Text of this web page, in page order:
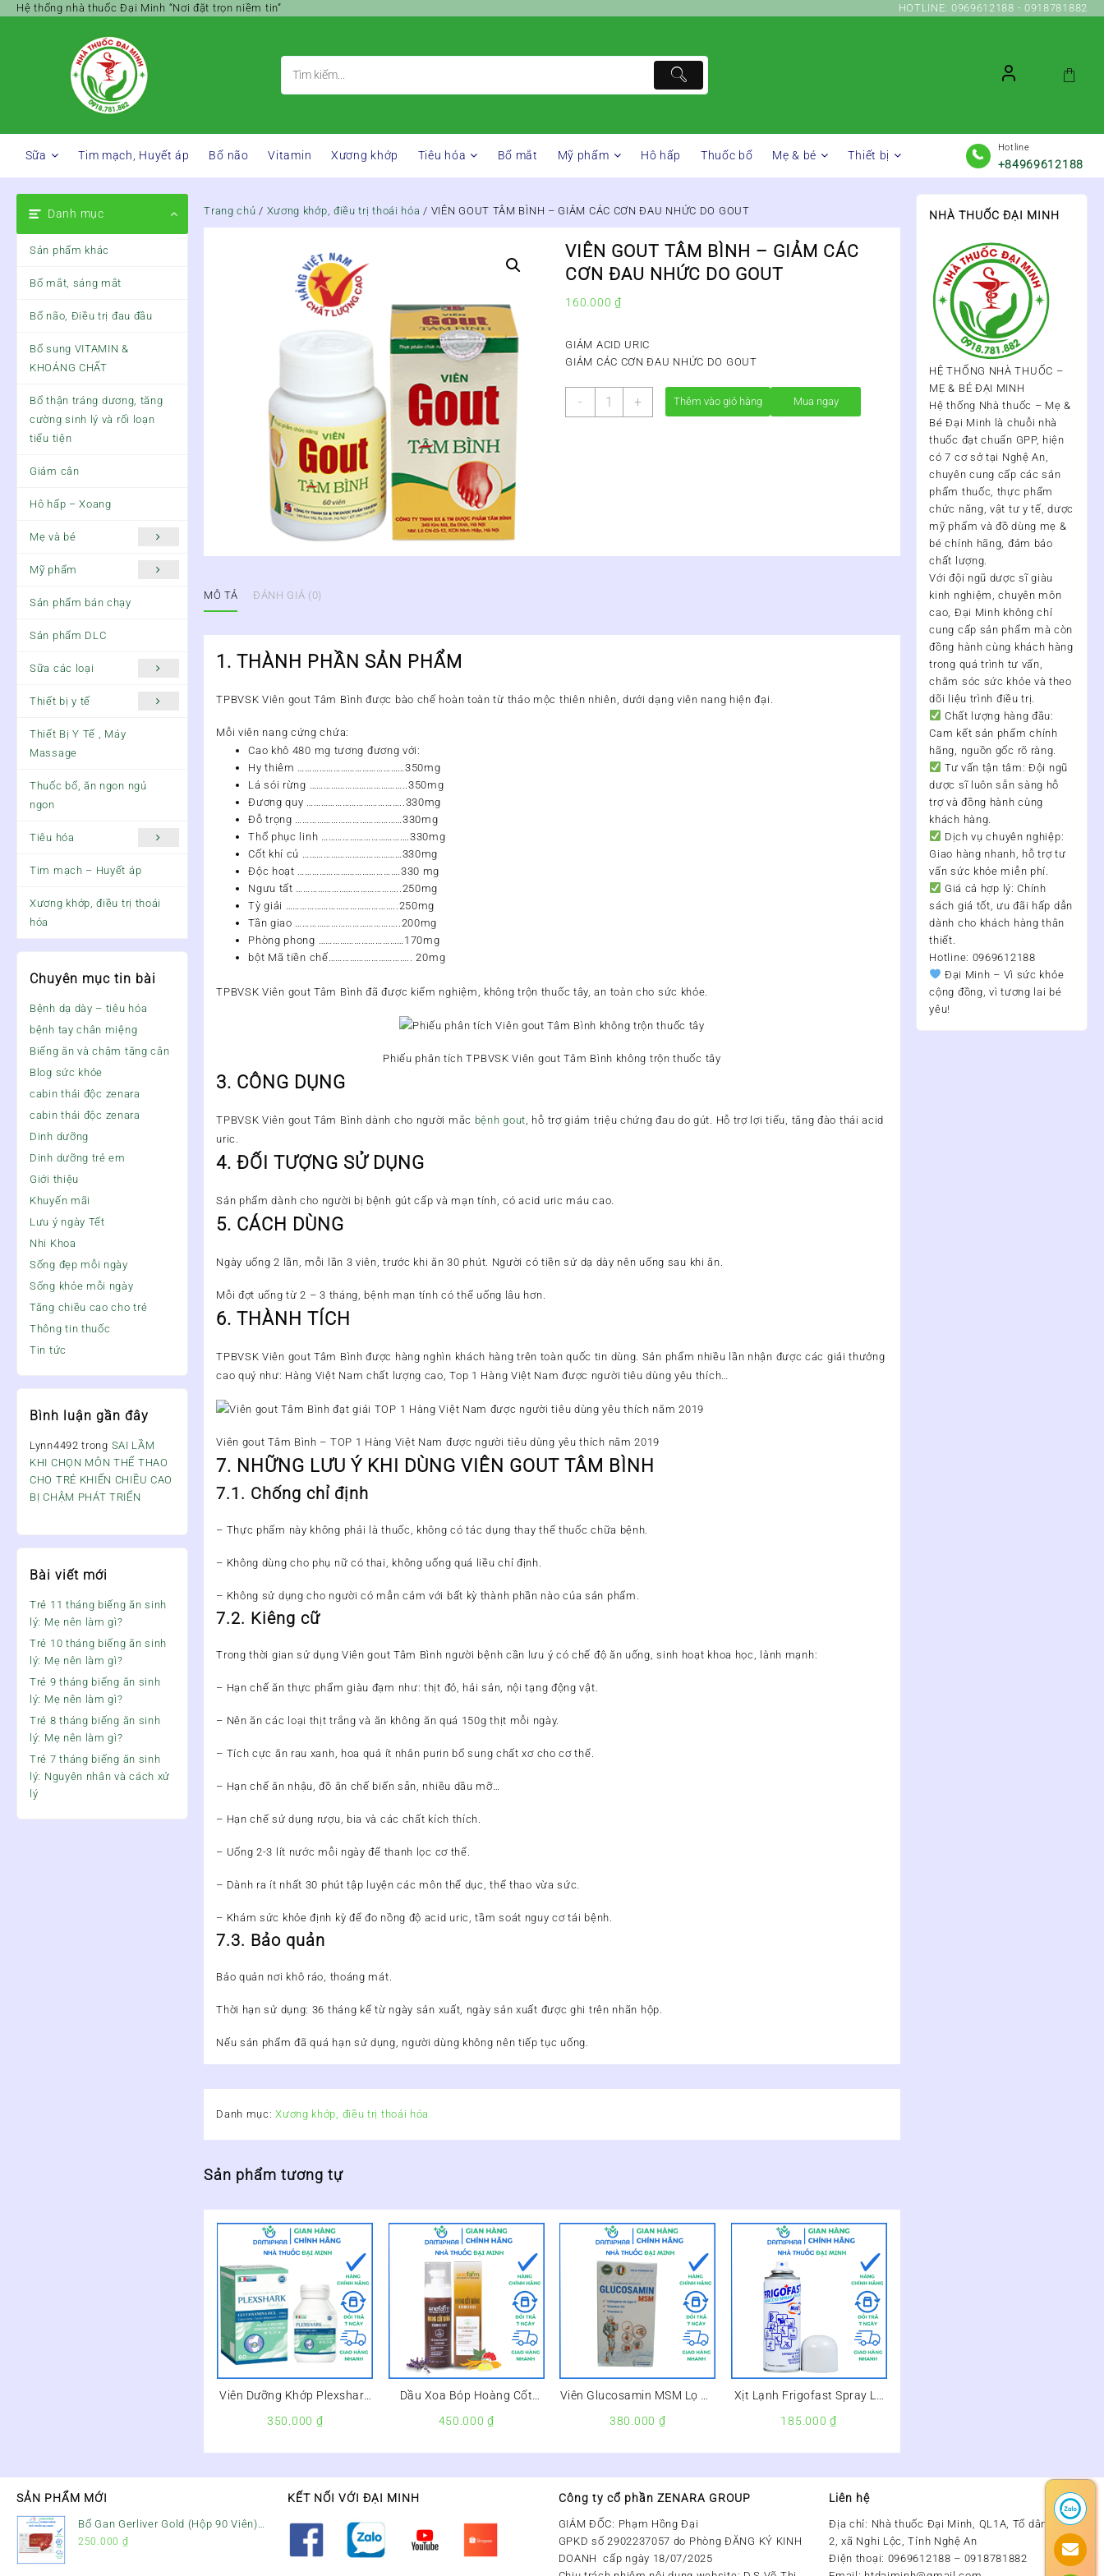
SkipHệ thống nhà thuốc Đại Minh “Nơi đặt trọn niềm tin” HOTLINE: 0969612188 - 0918781882
Sữa Tim mạch, Huyết áp Bổ não Vitamin Xương khớp Tiêu hóa Bổ mắt Mỹ phẩm Hô hấp Thuốc bổ Mẹ & bé Thiết bị
Hotline
+84969612188
Danh mục
Sản phẩm khác
Bổ mắt, sáng mắt
Bổ não, Điều trị đau đầu
Bổ sung VITAMIN &
KHOÁNG CHẤT
Bổ thận tráng dương, tăng
cường sinh lý và rối loạn
tiểu tiện
Giảm cân
Hô hấp – Xoang
Mẹ và bé
Mỹ phẩm
Sản phẩm bán chạy
Sản phẩm DLC
Sữa các loại
Thiết bị y tế
Thiết Bị Y Tế , Máy
Massage
Thuốc bổ, ăn ngon ngủ
ngon
Tiêu hóa
Tim mạch – Huyết áp
Xương khớp, điều trị thoái
hóa
Chuyên mục tin bài
Bệnh dạ dày – tiêu hóa
bệnh tay chân miệng
Biếng ăn và chậm tăng cân
Blog sức khỏe
cabin thải độc zenara
cabin thải độc zenara
Dinh dưỡng
Dinh dưỡng trẻ em
Giới thiệu
Khuyến mãi
Lưu ý ngày Tết
Nhi Khoa
Sống đẹp mỗi ngày
Sống khỏe mỗi ngày
Tăng chiều cao cho trẻ
Thông tin thuốc
Tin tức
Bình luận gần đây
Lynn4492 trong SAI LẦM
KHI CHỌN MÔN THỂ THAO
CHO TRẺ KHIẾN CHIỀU CAO
BỊ CHẬM PHÁT TRIỂN
Bài viết mới
Trẻ 11 tháng biếng ăn sinh
lý: Mẹ nên làm gì?
Trẻ 10 tháng biếng ăn sinh
lý: Mẹ nên làm gì?
Trẻ 9 tháng biếng ăn sinh
lý: Mẹ nên làm gì?
Trẻ 8 tháng biếng ăn sinh
lý: Mẹ nên làm gì?
Trẻ 7 tháng biếng ăn sinh
lý: Nguyên nhân và cách xử
lý
Trang chủ / Xương khớp, điều trị thoái hóa / VIÊN GOUT TÂM BÌNH – GIẢM CÁC CƠN ĐAU NHỨC DO GOUT
VIÊN GOUT TÂM BÌNH – GIẢM CÁC
CƠN ĐAU NHỨC DO GOUT
160.000 ₫
GIẢM ACID URIC
GIẢM CÁC CƠN ĐAU NHỨC DO GOUT
-
VIÊN
+ Thêm vào giỏ hàng Mua ngay
MÔ TẢ ĐÁNH GIÁ (0)
1. THÀNH PHẦN SẢN PHẨM
TPBVSK Viên gout Tâm Bình được bào chế hoàn toàn từ thảo mộc thiên nhiên, dưới dạng viên nang hiện đại.
Mỗi viên nang cứng chứa:
Cao khô 480 mg tương đương với:
Hy thiêm ………………………………………350mg
Lá sói rừng …………………………………..350mg
Đương quy …………………………………..330mg
Đỗ trọng ………………………………………330mg
Thổ phục linh ……………………………….330mg
Cốt khí củ ……………………………………330mg
Độc hoạt …………………………………….330 mg
Ngưu tất ……………………………………..250mg
Tỳ giải ………………………………………..250mg
Tần giao ……………………………………..200mg
Phòng phong ………………………………170mg
bột Mã tiền chế…………………………….. 20mg
TPBVSK Viên gout Tâm Bình đã được kiểm nghiệm, không trộn thuốc tây, an toàn cho sức khỏe.
Phiếu phân tích TPBVSK Viên gout Tâm Bình không trộn thuốc tây
3. CÔNG DỤNG
TPBVSK Viên gout Tâm Bình dành cho người mắc bệnh gout , hỗ trợ giảm triệu chứng đau do gút. Hỗ trợ lợi tiểu, tăng đào thải acid
uric.
4. ĐỐI TƯỢNG SỬ DỤNG
Sản phẩm dành cho người bị bệnh gút cấp và mạn tính, có acid uric máu cao.
5. CÁCH DÙNG
Ngày uống 2 lần, mỗi lần 3 viên, trước khi ăn 30 phút. Người có tiền sử dạ dày nên uống sau khi ăn.
Mỗi đợt uống từ 2 – 3 tháng, bệnh mạn tính có thể uống lâu hơn.
6. THÀNH TÍCH
TPBVSK Viên gout Tâm Bình được hàng nghìn khách hàng trên toàn quốc tin dùng. Sản phẩm nhiều lần nhận được các giải thưởng
cao quý như: Hàng Việt Nam chất lượng cao, Top 1 Hàng Việt Nam được người tiêu dùng yêu thích…
Viên gout Tâm Bình – TOP 1 Hàng Việt Nam được người tiêu dùng yêu thích năm 2019
7. NHỮNG LƯU Ý KHI DÙNG VIÊN GOUT TÂM BÌNH
7.1. Chống chỉ định
– Thực phẩm này không phải là thuốc, không có tác dụng thay thế thuốc chữa bệnh.
– Không dùng cho phụ nữ có thai, không uống quá liều chỉ định.
– Không sử dụng cho người có mẫn cảm với bất kỳ thành phần nào của sản phẩm.
7.2. Kiêng cữ
Trong thời gian sử dụng Viên gout Tâm Bình người bệnh cần lưu ý có chế độ ăn uống, sinh hoạt khoa học, lành mạnh:
– Hạn chế ăn thực phẩm giàu đạm như: thịt đỏ, hải sản, nội tạng động vật.
– Nên ăn các loại thịt trắng và ăn không ăn quá 150g thịt mỗi ngày.
– Tích cực ăn rau xanh, hoa quả ít nhân purin bổ sung chất xơ cho cơ thể.
– Hạn chế ăn nhậu, đồ ăn chế biến sẵn, nhiều dầu mỡ…
– Hạn chế sử dụng rượu, bia và các chất kích thích.
– Uống 2-3 lít nước mỗi ngày để thanh lọc cơ thể.
– Dành ra ít nhất 30 phút tập luyện các môn thể dục, thể thao vừa sức.
– Khám sức khỏe định kỳ để đo nồng độ acid uric, tầm soát nguy cơ tái bệnh.
7.3. Bảo quản
Bảo quản nơi khô ráo, thoáng mát.
Thời hạn sử dụng: 36 tháng kể từ ngày sản xuất, ngày sản xuất được ghi trên nhãn hộp.
Nếu sản phẩm đã quá hạn sử dụng, người dùng không nên tiếp tục uống.
Danh mục:Xương khớp, điều trị thoái hóa
Sản phẩm tương tự
Viên Dưỡng Khớp Plexshark
350.000 ₫
Dầu Xoa Bóp Hoàng Cốt
450.000₫
Viên Glucosamin MSM Lọ 60
Hồi Khớp, Giúp Khớp Dẻo
380.000 ₫
Xịt Lạnh Frigofast Spray Lọ
Đau Tức Thì
185.000₫
NHÀ THUỐC ĐẠI MINH
HỆ THỐNG NHÀ THUỐC –
MẸ & BÉ ĐẠI MINH
Hệ thống Nhà thuốc – Mẹ &
Bé Đại Minh là chuỗi nhà
thuốc đạt chuẩn GPP, hiện
có7 cơ sở tại Nghệ An,
chuyên cung cấp các sản
phẩm thuốc, thực phẩm
chức năng, vật tư y tế, dược
mỹ phẩm và đồ dùng mẹ &
bé chính hãng, đảm bảo
chất lượng.
Với đội ngũ dược sĩ giàu
kinh nghiệm, chuyên môn
cao, Đại Minh không chỉ
cung cấp sản phẩm mà còn
đồng hành cùng khách hàng
trong quá trình tư vấn,
chăm sóc sức khỏe và theo
dõi liệu trình điều trị.
Chất lượng hàng đầu:
Cam kết sản phẩm chính
hãng, nguồn gốc rõ ràng.
Tư vấn tận tâm: Đội ngũ
dược sĩ luôn sẵn sàng hỗ
trợ và đồng hành cùng
khách hàng.
Dịch vụ chuyên nghiệp:
Giao hàng nhanh, hỗ trợ tư
vấn sức khỏe miễn phí.
Giá cả hợp lý: Chính
sách giá tốt, ưu đãi hấp dẫn
dành cho khách hàng thân
thiết.
Hotline: 0969612188
Đại Minh – Vì sức khỏe
cộng đồng, vì tương lai bé
yêu!
SẢN PHẨM MỚI
Bổ Gan Gerliver Gold (Hộp 90 Viên)
– Hỗ Trợ Giải Độc Gan, Mát Gan &
250.000 ₫
KẾT NỐI VỚI ĐẠI MINH Công ty cổ phần ZENARA GROUP
GIÁM ĐỐC: Phạm Hồng Đại
GPKD số 2902237057 do Phòng ĐĂNG KÝ KINH
DOANH cấp ngày 18/07/2025
Liên hệ
Địa chỉ: Nhà thuốc Đại Minh, QL1A, Tổ dân phố số
2, xã Nghi Lộc, Tỉnh Nghệ An
Điện thoại: 0969612188 – 0918781882